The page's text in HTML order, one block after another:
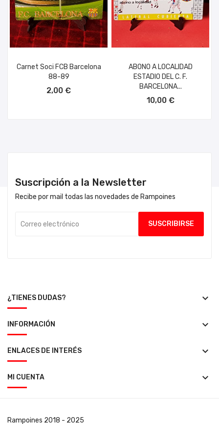
Carnet Soci FCB Barcelona
88-89
2,00 €
ABONO A LOCALIDAD
ESTADIO DEL C. F.
BARCELONA...
10,00 €
Suscripción a la Newsletter
Recibe por mail todas las novedades de Rampoines
¿TIENES DUDAS? keyboard_arrow_down
INFORMACIÓN keyboard_arrow_down
ENLACES DE INTERÉS keyboard_arrow_down
MI CUENTA keyboard_arrow_down
Rampoines 2018 - 2025